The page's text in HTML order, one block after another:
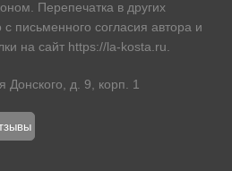
Перепечатка в других
письменного согласия автора и
на сайт https://la-kosta.ru
Донского, д. 9, корп. 1